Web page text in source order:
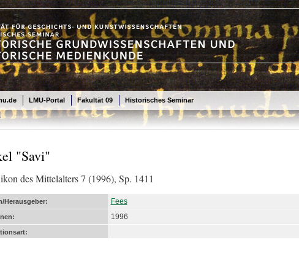
LMU-Portal Fakultät 09 Historisches Seminar
"Savi"
des Mittelalters 7 (1996), Sp. 1411
Herausgeber: Fees
1996